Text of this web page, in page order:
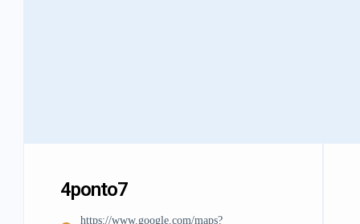
4ponto7
https://www.google.com/maps?